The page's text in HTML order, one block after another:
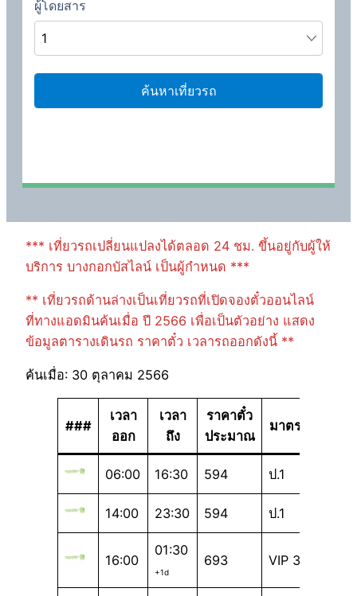
*** เที่ยวรถเปลี่ยนแปลงได้ตลอด 24 ชม. ขึ้นอยู่กับผู้ให้
บริการ บางกอกบัสไลน์ เป็นผู้กำหนด ***
** เที่ยวรถด้านล่างเป็นเที่ยวรถที่เปิดจองตั๋วออนไลน์
ที่ทางแอดมินค้นเมื่อ ปี 2566 เพื่อเป็นตัวอย่าง แสดง
ข้อมูลตารางเดินรถ ราคาตั๋ว เวลารถออกดังนี้ **
ค้นเมื่อ: 30 ตุลาคม 2566
###
เวลา
ออก
เวลา
ถึง
ราคาตั๋ว
ประมาณ
มาตรฐาน
06:00 16:30 594 ป.1
14:00 23:30 594 ป.1
16:00
01:30
+1d
693 VIP 32